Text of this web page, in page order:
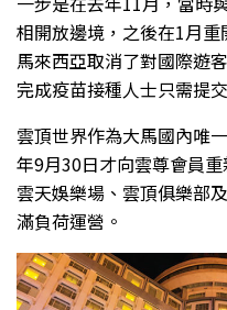
相開放邊境，之後在1月重
馬來西亞取消了對國際遊
完成疫苗接種人士只需提
雲頂世界作為大馬國內唯
年9月30日才向雲尊會員
雲天娛樂場、雲頂俱樂部
滿負荷運營。